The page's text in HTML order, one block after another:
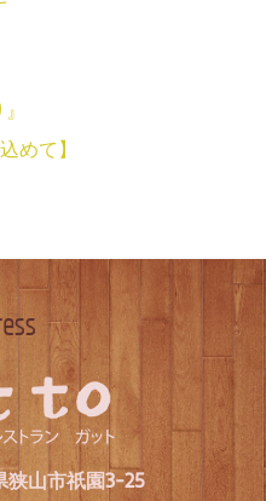
めて】
狭山市祇園3-25